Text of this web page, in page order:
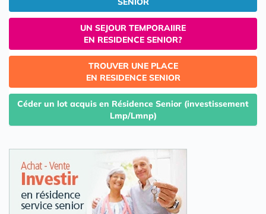
UN SEJOUR TEMPORAIIRE
EN RESIDENCE SENIOR?
TROUVER UNE PLACE
EN RESIDENCE SENIOR
Céder un lot acquis en Résidence Senior (investissement
Lmp/Lmnp)